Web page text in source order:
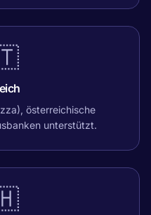
österreichische
unterstützt.